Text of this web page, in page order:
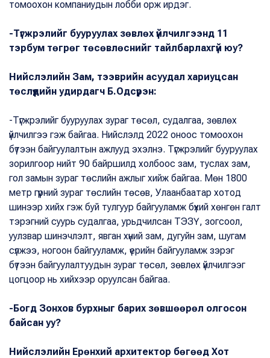
томоохон компаниудын лобби орж ирдэг.
-Түгжрэлийг бууруулах зөвлөх үйлчилгээнд 11
тэрбум төгрөг төсөвлөснийг тайлбарлахгүй юу?
Нийслэлийн Зам, тээврийн асуудал хариуцсан
төслүүдийн удирдагч Б.Одсүрэн:
-Түгжрэлийг бууруулах зураг төсөл, судалгаа, зөвлөх
үйлчилгээ гэж байгаа. Нийслэлд 2022 оноос томоохон
бүтээн байгуулалтын ажлууд эхэлнэ. Түгжрэлийг бууруулах
зорилгоор нийт 90 байршилд холбоос зам, туслах зам,
гол замын зураг төслийн ажлыг хийж байгаа. Мөн 1800
метр гүүрний зураг төслийн төсөв, Улаанбаатар хотод
шинээр хийх гэж буй тулгуур байгууламж бүхий хөнгөн галт
тэрэгний суурь судалгаа, урьдчилсан ТЭЗҮ, зогсоол,
уулзвар шинэчлэлт, явган хүний зам, дугуйн зам, шугам
сүлжээ, ногоон байгууламж, үерийн байгууламж зэрэг
бүтээн байгуулалтуудын зураг төсөл, зөвлөх үйлчилгээг
цогцоор нь хийхээр оруулсан байгаа.
-Богд Зонхов бурхныг барих зөвшөөрөл олгосон
байсан уу?
Нийслэлийн Ерөнхий архитектор бөгөөд Хот